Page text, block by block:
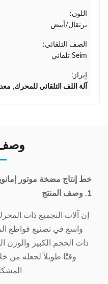
اللون:
برتقال/أبيض
الصف التلقائي:
Seim تلقائي
إبراز:
آلة اللف التلقائي للمحرك,
وصف
خط إنتاج مضخة موتور
1. وصف المنتج
إن آلات التجميع ذات
واسع في تصنيع قواطع
ذات الحجم الكبير والوزن